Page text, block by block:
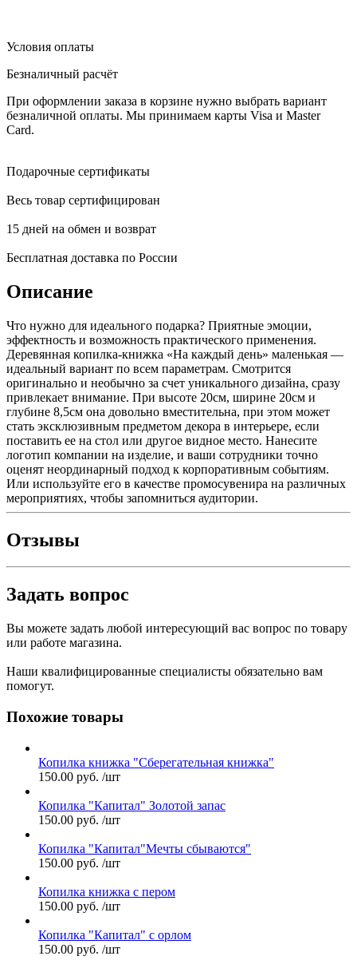
Условия оплаты
Безналичный расчёт
При оформлении заказа в корзине нужно выбрать вариант
безналичной оплаты. Мы принимаем карты Visa и Master
Card.
Подарочные сертификаты
Весь товар сертифицирован
15 дней на обмен и возврат
Бесплатная доставка по России
Описание
Что нужно для идеального подарка? Приятные эмоции,
эффектность и возможность практического применения.
Деревянная копилка-книжка «На каждый день» маленькая —
идеальный вариант по всем параметрам. Смотрится
оригинально и необычно за счет уникального дизайна, сразу
привлекает внимание. При высоте 20см, ширине 20см и
глубине 8,5см она довольно вместительна, при этом может
стать эксклюзивным предметом декора в интерьере, если
поставить ее на стол или другое видное место. Нанесите
логотип компании на изделие, и ваши сотрудники точно
оценят неординарный подход к корпоративным событиям.
Или используйте его в качестве промосувенира на различных
мероприятиях, чтобы запомниться аудитории.
Отзывы
Задать вопрос
Вы можете задать любой интересующий вас вопрос по товару
или работе магазина.
Наши квалифицированные специалисты обязательно вам
помогут.
Похожие товары
Копилка книжка "Сберегательная книжка"
150.00 руб. /шт
Копилка "Капитал" Золотой запас
150.00 руб. /шт
Копилка "Капитал"Мечты сбываются"
150.00 руб. /шт
Копилка книжка с пером
150.00 руб. /шт
Копилка "Капитал" с орлом
150.00 руб. /шт